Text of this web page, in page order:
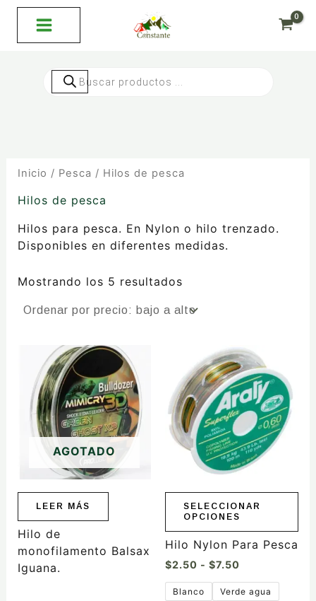
contenido
Búsqueda
productos
Inicio / Pesca / Hilos de pesca
Hilos de pesca
Hilos para pesca. En Nylon o hilo trenzado.
Disponibles en diferentes medidas.
Mostrando los 5 resultados
AGOTADO
LEER MÁS
Hilo de
monofilamento Balsax
Iguana.
SELECCIONAR
OPCIONES
producto
tiene
múltiples
variantes.
Las
opciones
pueden
elegir
la
página
de
producto
Hilo Nylon Para Pesca
$2.50 - $7.50
Rango
de
precios:
desde
$2.50
hasta
$7.50
Blanco
Verde agua